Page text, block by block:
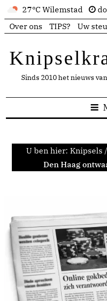
27°C Wilemstad
Over ons
TIPS? Uw
Sinds 2010 het nieuws
U ben hier: Knipsels /
Den Haag